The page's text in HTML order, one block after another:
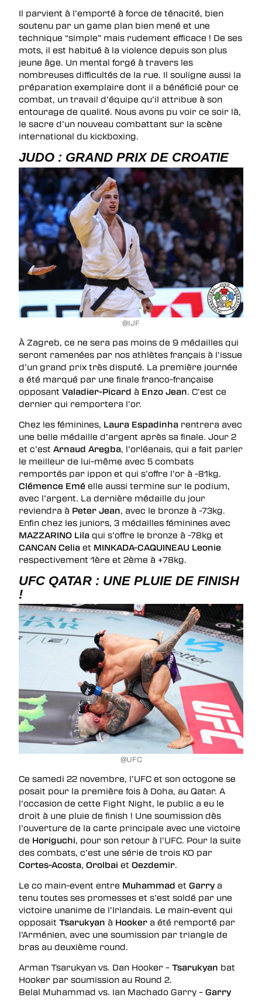
Il parvient à l’emporté à force de ténacité, bien
soutenu par un game plan bien mené et une
technique “simple” mais rudement efficace ! De ses
mots, il est habitué à la violence depuis son plus
jeune âge. Un mental forgé à travers les
nombreuses difficultés de la rue. Il souligne aussi la
préparation exemplaire dont il a bénéficié pour ce
combat, un travail d’équipe qu’il attribue à son
entourage de qualité. Nous avons pu voir ce soir là,
le sacre d’un nouveau combattant sur la scène
international du kickboxing.
JUDO : GRAND PRIX DE CROATIE
@IJF
À Zagreb, ce ne sera pas moins de 9 médailles qui
seront ramenées par nos athlètes français à l’issue
d’un grand prix très disputé. La première journée
a été marqué par une finale franco-française
opposant Valadier-Picard à Enzo Jean. C’est ce
dernier qui remportera l’or.
Chez les féminines, Laura Espadinha rentrera avec
une belle médaille d’argent après sa finale. Jour 2
et c’est Arnaud Aregba, l’orléanais, qui a fait parler
le meilleur de lui-même avec 5 combats
remportés par ippon et qui s’offre l’or à -81kg.
Clémence Emé elle aussi termine sur le podium,
avec l’argent. La dernière médaille du jour
reviendra à Peter Jean, avec le bronze à -73kg.
Enfin chez les juniors, 3 médailles féminines avec
MAZZARINO Lila qui s’offre le bronze à -78kg et
CANCAN Celia et MINKADA-CAQUINEAU Leonie
respectivement 1ère et 2ème à +78kg.
UFC QATAR : UNE PLUIE DE FINISH
!
@UFC
Ce samedi 22 novembre, l’UFC et son octogone se
posait pour la première fois à Doha, au Qatar. A
l’occasion de cette Fight Night, le public a eu le
droit à une pluie de finish ! Une soumission dès
l’ouverture de la carte principale avec une victoire
de Horiguchi, pour son retour à l’UFC. Pour la suite
des combats, c’est une série de trois KO par
Cortes-Acosta, Orolbai et Oezdemir.
Le co main-event entre Muhammad et Garrya
tenu toutes ses promesses et s’est soldé par une
victoire unanime de l’Irlandais. Le main-event qui
opposait Tsarukyan à Hooker a été remporté par
l’Arménien, avec une soumission par triangle de
bras au deuxième round.
Arman Tsarukyan vs. Dan Hooker – Tsarukyan bat
Hooker par soumission au Round 2.
Belal Muhammad vs. Ian Machado Garry – Garry